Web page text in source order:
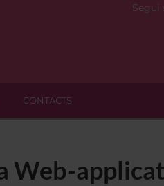
Segui
CONTACTS
Web-